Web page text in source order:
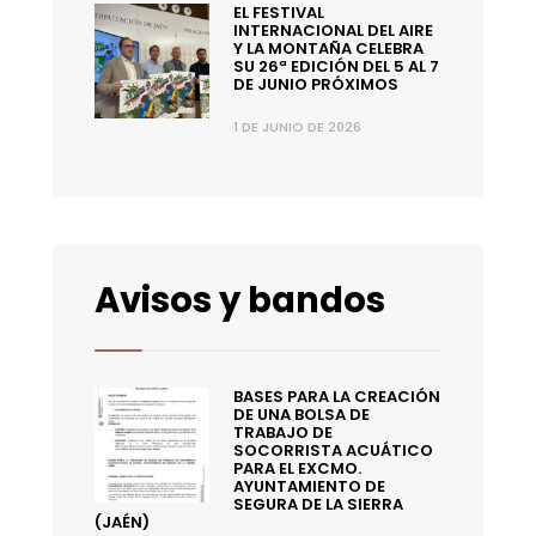
EL FESTIVAL
INTERNACIONAL DEL AIRE
Y LA MONTAÑA CELEBRA
SU 26ª EDICIÓN DEL 5 AL 7
DE JUNIO PRÓXIMOS
1 DE JUNIO DE 2026
Avisos y bandos
BASES PARA LA CREACIÓN
DE UNA BOLSA DE
TRABAJO DE
SOCORRISTA ACUÁTICO
PARA EL EXCMO.
AYUNTAMIENTO DE
SEGURA DE LA SIERRA
(JAÉN)